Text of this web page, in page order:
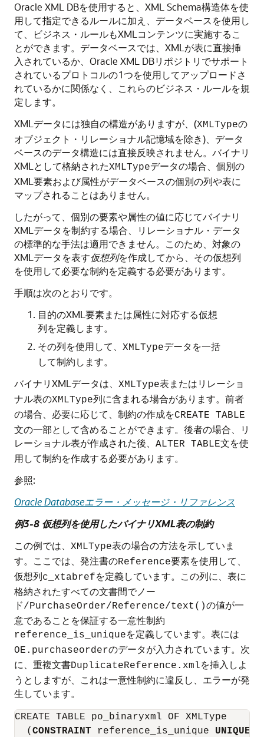
Oracle XML DBを使用すると、XML Schema構造体を使
用して指定できるルールに加え、データベースを使用し
て、ビジネス・ルールもXMLコンテンツに実施するこ
とができます。データベースでは、XMLが表に直接挿
入されているか、Oracle XML DBリポジトリでサポート
されているプロトコルの1つを使用してアップロードさ
れているかに関係なく、これらのビジネス・ルールを規
定します。
XMLデータには独自の構造がありますが、(XMLTypeの
オブジェクト・リレーショナル記憶域を除き)、データ
ベースのデータ構造には直接反映されません。バイナリ
XMLとして格納されたXMLTypeデータの場合、個別の
XML要素および属性がデータベースの個別の列や表に
マップされることはありません。
したがって、個別の要素や属性の値に応じてバイナリ
XMLデータを制約する場合、リレーショナル・データ
の標準的な手法は適用できません。このため、対象の
XMLデータを表す仮想列を作成してから、その仮想列
を使用して必要な制約を定義する必要があります。
手順は次のとおりです。
目的のXML要素または属性に対応する仮想
列を定義します。
その列を使用して、 XMLTypeデータを一括
して制約します。
バイナリXMLデータは、 XMLType表またはリレーショ
ナル表のXMLType列に含まれる場合があります。前者
の場合、必要に応じて、制約の作成をCREATE TABLE
文の一部として含めることができます。後者の場合、リ
レーショナル表が作成された後、 ALTER TABLE文を使
用して制約を作成する必要があります。
参照:
Oracle Databaseエラー・メッセージ・リファレンス
例3-8 仮想列を使用したバイナリXML表の制約
この例では、 XMLType表の場合の方法を示していま
す。ここでは、発注書のReference要素を使用して、
仮想列c_xtabrefを定義しています。この列に、表に
格納されたすべての文書間でノー
ド/PurchaseOrder/Reference/text()の値が一
意であることを保証する一意性制約
reference_is_uniqueを定義しています。表には
OE.purchaseorderのデータが入力されています。次
に、重複文書DuplicateReference.xmlを挿入しよ
うとしますが、これは一意性制約に違反し、エラーが発
生しています。
CREATE TABLE po_binaryxml OF XMLType
  (
CONSTRAINT reference_is_unique UNIQUE